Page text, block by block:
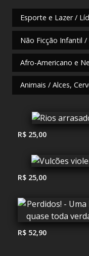
Esporte e Lazer /
Não Ficção Infantil /
Afro-Americano e
Animais / Alces,
R$ 25,00
R$ 25,00
R$ 52,90